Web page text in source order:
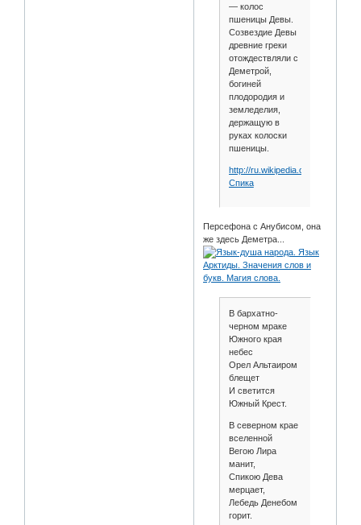
— колос
пшеницы Девы.
Созвездие Девы
древние греки
отождествляли с
Деметрой,
богиней
плодородия и
земледелия,
держащую в
руках колоски
пшеницы.
http://ru.wikipedia.org/wiki/
Спика
Персефона с Анубисом, она
же здесь Деметра...
В бархатно-
черном мраке
Южного края
небес
Орел Альтаиром
блещет
И светится
Южный Крест.
В северном крае
вселенной
Вегою Лира
манит,
Спикою Дева
мерцает,
Лебедь Денебом
горит.